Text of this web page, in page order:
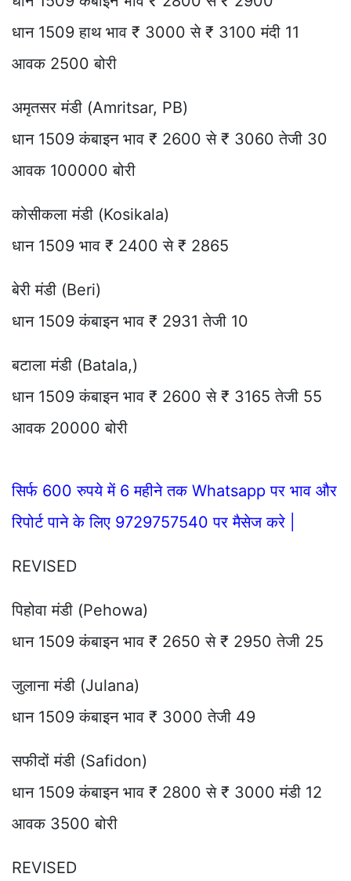
धान 1509 हाथ भाव ₹ 3000 से ₹ 3100 मंदी 11
आवक 2500 बोरी
अमृतसर मंडी (Amritsar, PB)
धान 1509 कंबाइन भाव ₹ 2600 से ₹ 3060 तेजी 30
आवक 100000 बोरी
कोसीकला मंडी (Kosikala)
धान 1509 भाव ₹ 2400 से ₹ 2865
बेरी मंडी (Beri)
धान 1509 कंबाइन भाव ₹ 2931 तेजी 10
बटाला मंडी (Batala,)
धान 1509 कंबाइन भाव ₹ 2600 से ₹ 3165 तेजी 55
आवक 20000 बोरी
सिर्फ 600 रुपये में 6 महीने तक Whatsapp पर भाव और
रिपोर्ट पाने के लिए 9729757540 पर मैसेज करे |
REVISED
पिहोवा मंडी (Pehowa)
धान 1509 कंबाइन भाव ₹ 2650 से ₹ 2950 तेजी 25
जुलाना मंडी (Julana)
धान 1509 कंबाइन भाव ₹ 3000 तेजी 49
सफीदों मंडी (Safidon)
धान 1509 कंबाइन भाव ₹ 2800 से ₹ 3000 मंडी 12
आवक 3500 बोरी
REVISED